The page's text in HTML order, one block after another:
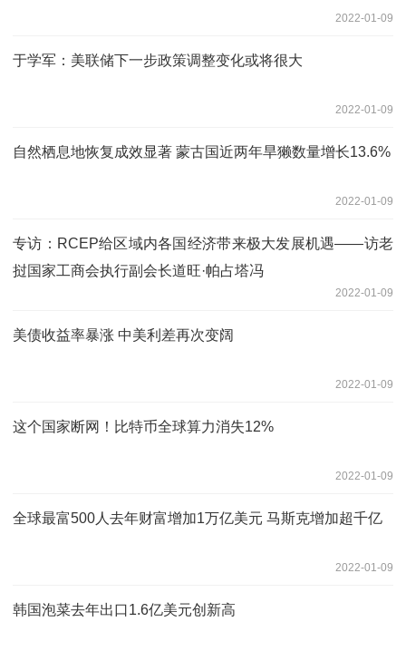
2022-01-09
于学军：美联储下一步政策调整变化或将很大
2022-01-09
自然栖息地恢复成效显著 蒙古国近两年旱獭数量增长13.6%
2022-01-09
专访：RCEP给区域内各国经济带来极大发展机遇——访老
挝国家工商会执行副会长道旺·帕占塔冯
2022-01-09
美债收益率暴涨 中美利差再次变阔
2022-01-09
这个国家断网！比特币全球算力消失12%
2022-01-09
全球最富500人去年财富增加1万亿美元 马斯克增加超千亿
2022-01-09
韩国泡菜去年出口1.6亿美元创新高